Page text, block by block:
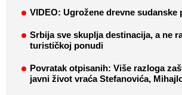
VIDEO: Ugrožene drevne sudanske
Srbija sve skuplja destinacija, a ne
turističkoj ponudi
Povratak otpisanih: Više razloga
javni život vraća Stefanovića,